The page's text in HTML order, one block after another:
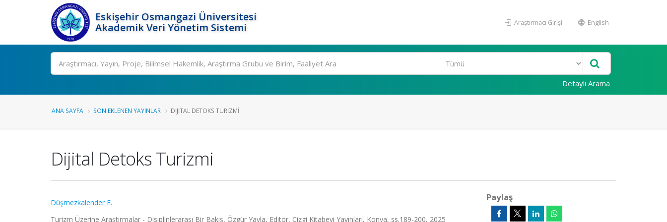
Eskişehir Osmangazi Üniversitesi
Akademik Veri Yönetim Sistemi
Araştırmacı Girişi English
Ara
Detaylı Arama
ANA SAYFA SON EKLENEN YAYINLAR DIJITAL DETOKS TURIZMI
Dijital Detoks Turizmi
Düşmezkalender E.
Turizm Üzerine Araştırmalar - Disiplinlerarası Bir Bakış, Özgür Yayla, Editör, Çizgi Kitabevi Yayınları, Konya, ss.189-200, 2025
Paylaş